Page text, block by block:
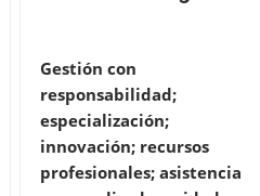
Gestión con
responsabilidad;
especialización;
innovación; recursos
profesionales; asistencia